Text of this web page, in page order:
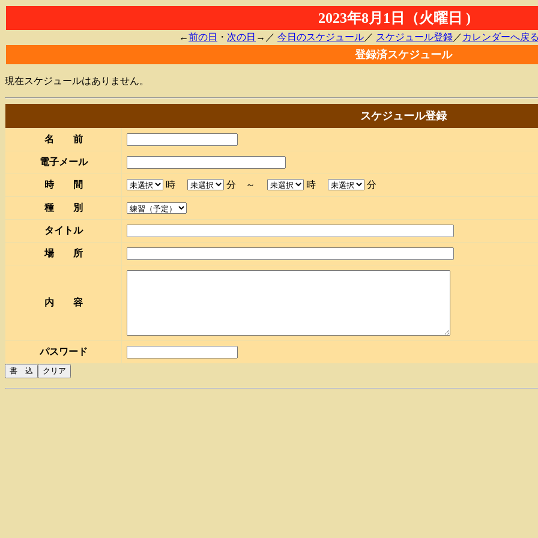
2023年8月1日（火曜日 )
←前の日 ・ 次の日 →／ 今日のスケジュール ／ スケジュール登録 ／ カレンダーへ戻る
登録済スケジュール
現在スケジュールはありません。
スケジュール登録
名 前
電子メール
時 間 時 分 ～ 時 分
種 別
タイトル
場 所
内 容
パスワード